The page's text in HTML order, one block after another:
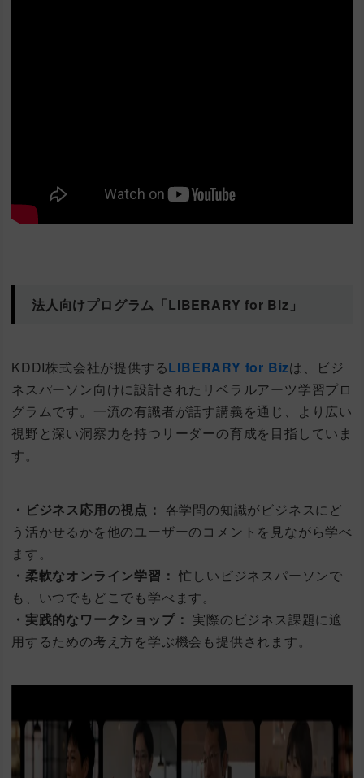
法人向けプログラム「LIBERARY for Biz」
KDDI株式会社が提供するLIBERARY for Bizは、ビジ
ネスパーソン向けに設計されたリベラルアーツ学習プロ
グラムです。一流の有識者が話す講義を通じ、より広い
視野と深い洞察力を持つリーダーの育成を目指していま
す。
・ビジネス応用の視点： 各学問の知識がビジネスにど
う活かせるかを他のユーザーのコメントを見ながら学べ
ます。
・柔軟なオンライン学習： 忙しいビジネスパーソンで
も、いつでもどこでも学べます。
・実践的なワークショップ： 実際のビジネス課題に適
用するための考え方を学ぶ機会も提供されます。